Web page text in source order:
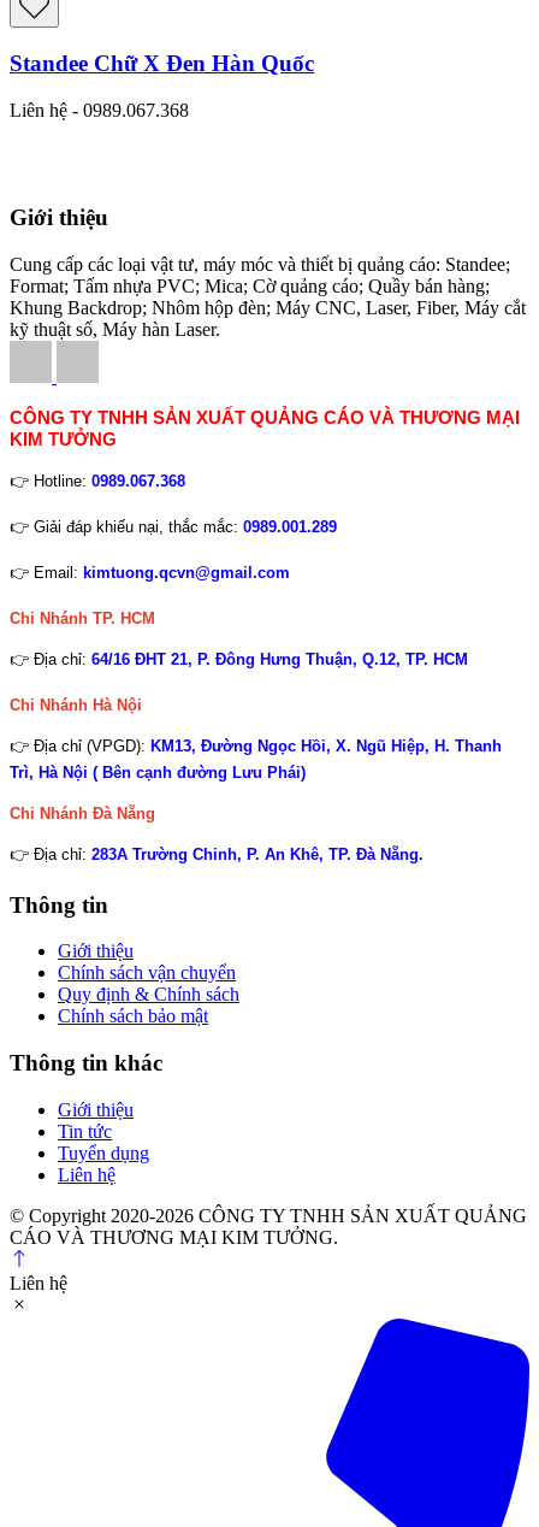
Standee Chữ X Đen Hàn Quốc
Liên hệ - 0989.067.368
Giới thiệu
Cung cấp các loại vật tư, máy móc và thiết bị quảng cáo: Standee;
Format; Tấm nhựa PVC; Mica; Cờ quảng cáo; Quầy bán hàng;
Khung Backdrop; Nhôm hộp đèn; Máy CNC, Laser, Fiber, Máy cắt
kỹ thuật số, Máy hàn Laser.
CÔNG TY TNHH SẢN XUẤT QUẢNG CÁO VÀ THƯƠNG MẠI
KIM TƯỞNG
👉 Hotline: 0989.067.368
👉 Giải đáp khiếu nại, thắc mắc: 0989.001.289
👉 Email: kimtuong.qcvn@gmail.com
Chi Nhánh TP. HCM
👉 Địa chỉ: 64/16 ĐHT 21, P. Đông Hưng Thuận, Q.12, TP. HCM
Chi Nhánh Hà Nội
👉 Địa chỉ (VPGD): KM13, Đường Ngọc Hồi, X. Ngũ Hiệp, H. Thanh
Trì, Hà Nội ( Bên cạnh đường Lưu Phái)
Chi Nhánh Đà Nẵng
👉 Địa chỉ: 283A Trường Chinh, P. An Khê, TP. Đà Nẵng.
Thông tin
Giới thiệu
Chính sách vận chuyển
Quy định & Chính sách
Chính sách bảo mật
Thông tin khác
Giới thiệu
Tin tức
Tuyển dụng
Liên hệ
© Copyright 2020-2026 CÔNG TY TNHH SẢN XUẤT QUẢNG
CÁO VÀ THƯƠNG MẠI KIM TƯỞNG.
Liên hệ